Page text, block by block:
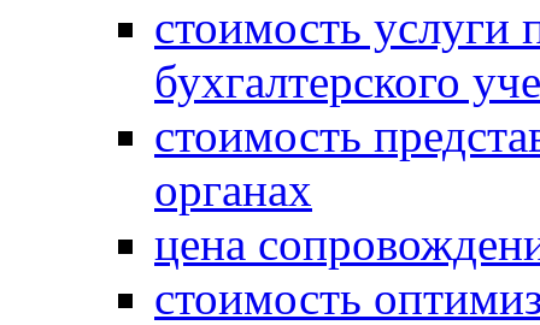
стоимость услуги
бухгалтерского
стоимость
органах
цена
стоимость